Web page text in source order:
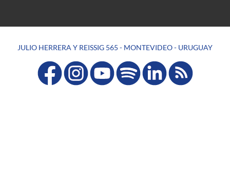
JULIO HERRERA Y REISSIG 565 - MONTEVIDEO - URUGUAY